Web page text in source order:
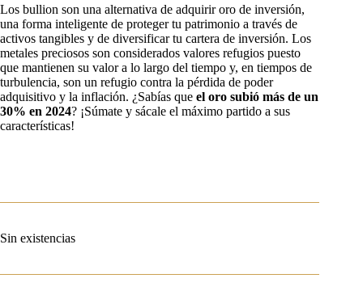
Los bullion son una alternativa de adquirir oro de inversión,
una forma inteligente de proteger tu patrimonio a través de
activos tangibles y de diversificar tu cartera de inversión. Los
metales preciosos son considerados valores refugios puesto
que mantienen su valor a lo largo del tiempo y, en tiempos de
turbulencia, son un refugio contra la pérdida de poder
adquisitivo y la inflación. ¿Sabías que el oro subió más de un
30% en 2024? ¡Súmate y sácale el máximo partido a sus
características!
Sin existencias